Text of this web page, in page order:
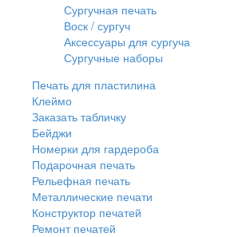
Сургучная печать
Воск / сургуч
Аксессуары для сургуча
Сургучные наборы
Печать для пластилина
Клеймо
Заказать табличку
Бейджи
Номерки для гардероба
Подарочная печать
Рельефная печать
Металлические печати
Конструктор печатей
Ремонт печатей